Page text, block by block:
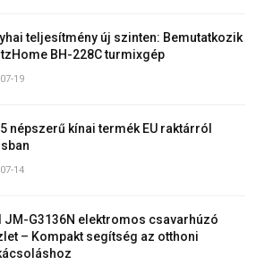
teljesítmény új szinten: Bemutatkozik
BH-228C turmixgép
19
népszerű kínai termék EU raktárról
14
JM-G3136N elektromos csavarhúzó
– Kompakt segítség az otthoni